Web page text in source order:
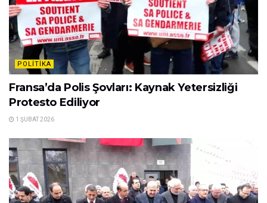
POLITIKA
Fransa’da Polis Şovları: Kaynak Yetersizliği
Protesto Ediliyor
1 ŞUBAT 2026